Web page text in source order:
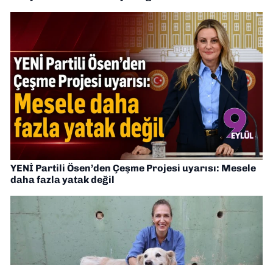
YENİ Partili Ösen’den Çeşme Projesi uyarısı: Mesele
daha fazla yatak değil